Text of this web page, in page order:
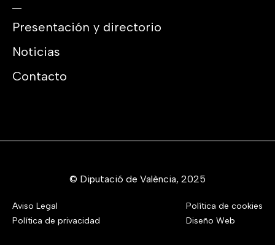
Presentación y directorio
Noticias
Contacto
Aviso Legal
Política de privacidad
© Diputació de València, 2025
Política de cookies
Diseño Web